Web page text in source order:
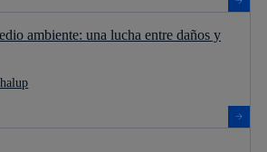
ambiente: una lucha entre daños y